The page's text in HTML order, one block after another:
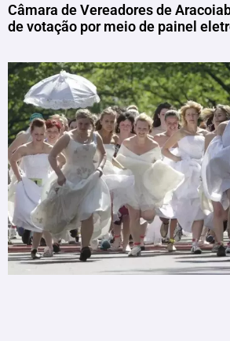
Câmara de Vereadores de
de votação por meio de painel